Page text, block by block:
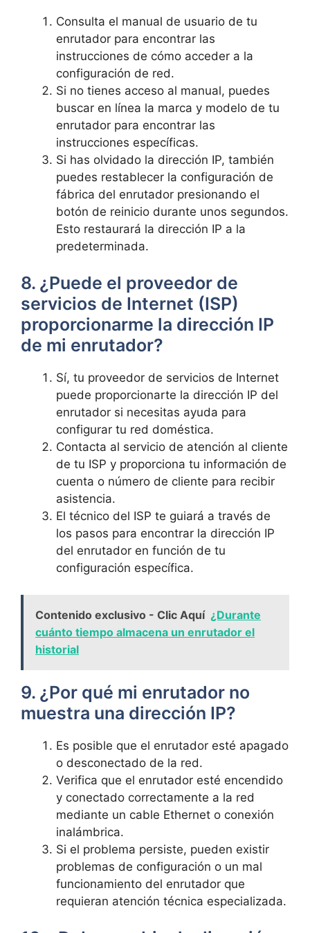
Consulta el manual ‍de usuario ​de tu
enrutador‍ para encontrar las
instrucciones de cómo acceder a la
‍configuración de red.
Si no tienes acceso al manual, puedes
buscar en ⁣línea la‌ marca y modelo de tu
enrutador para encontrar‌ las
instrucciones‌ específicas.
Si has⁣ olvidado la dirección⁢ IP, ⁤también
puedes restablecer⁣ la⁤ configuración de
fábrica del enrutador presionando el
botón ​de ‌reinicio durante unos segundos.
Esto restaurará la dirección IP a ⁢la
predeterminada.
8. ¿Puede el proveedor⁢ de
servicios‌ de Internet (ISP)
proporcionarme la dirección IP
de mi enrutador?
Sí, ‌tu proveedor de servicios⁣ de Internet
puede proporcionarte la dirección IP del
enrutador​ si⁢ necesitas ayuda para
configurar tu red‌ doméstica.
Contacta al servicio de atención⁢ al cliente
de tu​ ISP ‌y proporciona tu información de
cuenta o número de cliente ‍para recibir
asistencia.
El técnico del ISP te guiará a través de
los pasos ⁣para encontrar‌ la dirección ‍IP
del ⁢enrutador ⁤en función de tu
configuración específica.
Contenido exclusivo - Clic Aquí ¿Durante
cuánto tiempo almacena un enrutador el
historial
9. ¿Por⁢ qué mi enrutador no
muestra una dirección IP?
Es posible que el enrutador esté apagado
o desconectado de la‍ red.
Verifica que el enrutador esté encendido
y conectado correctamente a la red
‌mediante ⁢un cable Ethernet o ⁣conexión
inalámbrica.
Si el problema ‌persiste, pueden‍ existir
problemas de configuración ⁢o un mal
funcionamiento del enrutador que
requieran atención ‌técnica especializada.